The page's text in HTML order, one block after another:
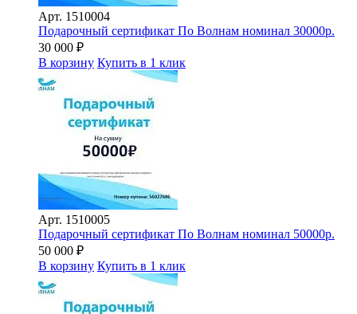
Арт. 1510004
Подарочный сертификат По Волнам номинал 30000р.
30 000 ₽
В корзину Купить в 1 клик
Арт. 1510005
Подарочный сертификат По Волнам номинал 50000р.
50 000 ₽
В корзину Купить в 1 клик